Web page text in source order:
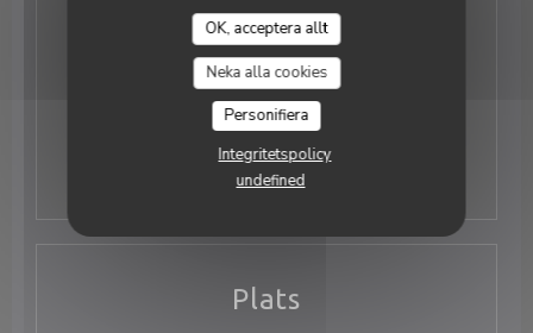
OK, acceptera allt
Neka alla cookies
Personifiera
Integritetspolicy
undefined
12:00 - 14:00
Plats
La Cave Chez Max